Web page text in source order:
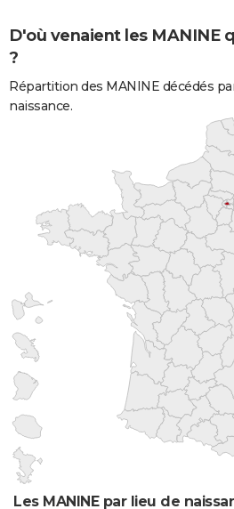
D'où venaient les MANINE
?
Répartition des MANINE décédés
naissance.
Les MANINE par lieu de